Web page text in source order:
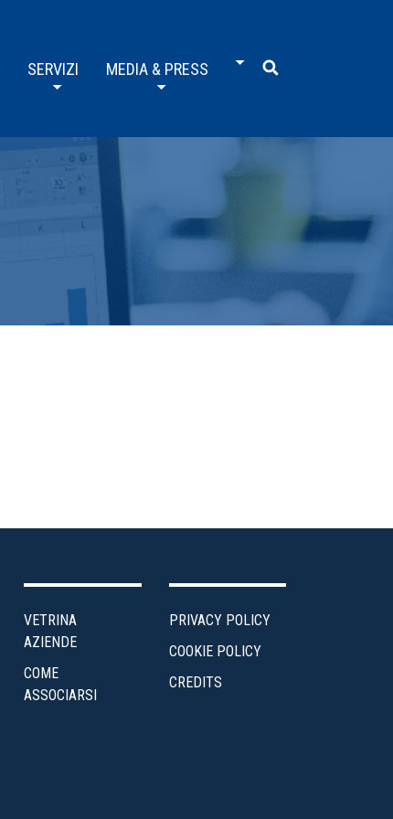
SERVIZI MEDIA & PRESS
VETRINA
AZIENDE
COME
ASSOCIARSI
PRIVACY POLICY
COOKIE POLICY
CREDITS